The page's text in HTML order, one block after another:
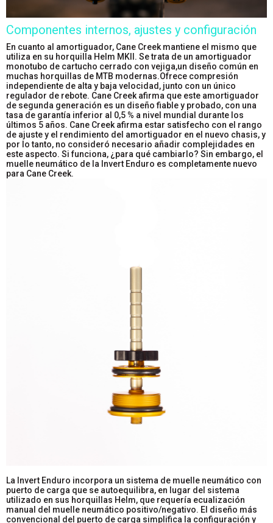
Componentes internos, ajustes y configuración
En cuanto al amortiguador, Cane Creek mantiene el mismo que
utiliza en su horquilla Helm MKII. Se trata de un amortiguador
monotubo de cartucho cerrado con vejiga,un diseño común en
muchas horquillas de MTB modernas.Ofrece compresión
independiente de alta y baja velocidad, junto con un único
regulador de rebote. Cane Creek afirma que este amortiguador
de segunda generación es un diseño fiable y probado, con una
tasa de garantía inferior al 0,5 % a nivel mundial durante los
últimos 5 años. Cane Creek afirma estar satisfecho con el rango
de ajuste y el rendimiento del amortiguador en el nuevo chasis, y
por lo tanto, no consideró necesario añadir complejidades en
este aspecto. Si funciona, ¿para qué cambiarlo? Sin embargo, el
muelle neumático de la Invert Enduro es completamente nuevo
para Cane Creek.
La Invert Enduro incorpora un sistema de muelle neumático con
puerto de carga que se autoequilibra, en lugar del sistema
utilizado en sus horquillas Helm, que requería ecualización
manual del muelle neumático positivo/negativo. El diseño más
convencional del puerto de carga simplifica la configuración y